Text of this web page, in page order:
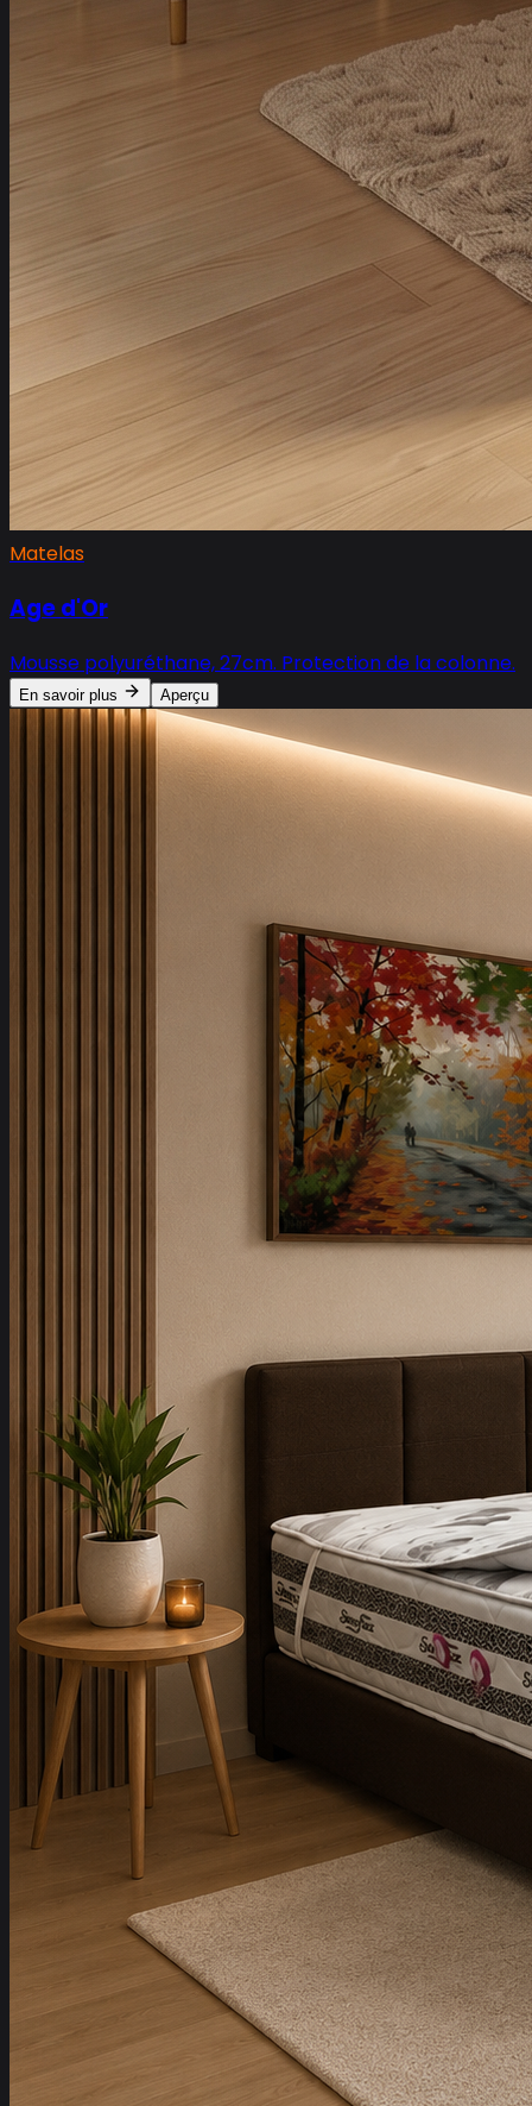
Matelas
Age d'Or
Mousse polyuréthane, 27cm. Protection de la colonne.
En savoir plus Aperçu